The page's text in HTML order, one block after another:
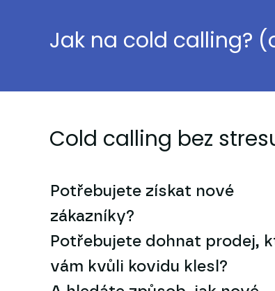
Jak na cold calling?
Cold calling bez
Potřebujete získat nové
zákazníky?
Potřebujete dohnat prodej,
vám kvůli kovidu klesl?